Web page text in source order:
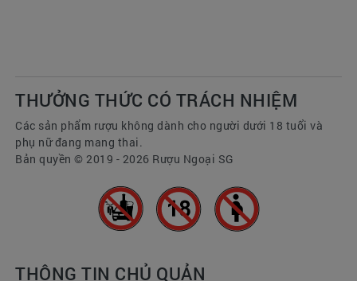
THƯỞNG THỨC CÓ TRÁCH NHIỆM
Các sản phẩm rượu không dành cho người dưới 18 tuổi và
phụ nữ đang mang thai.
Bản quyền © 2019 - 2026 Rượu Ngoại SG
THÔNG TIN CHỦ QUẢN